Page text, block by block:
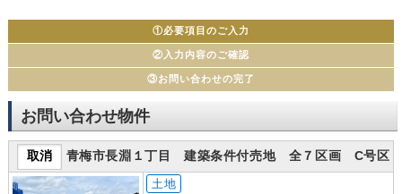
①必要項目のご入力
②入力内容のご確認
③お問い合わせの完了
お問い合わせ物件
青梅市長淵１丁目 建築条件付売地 全７区画 C号区
土地